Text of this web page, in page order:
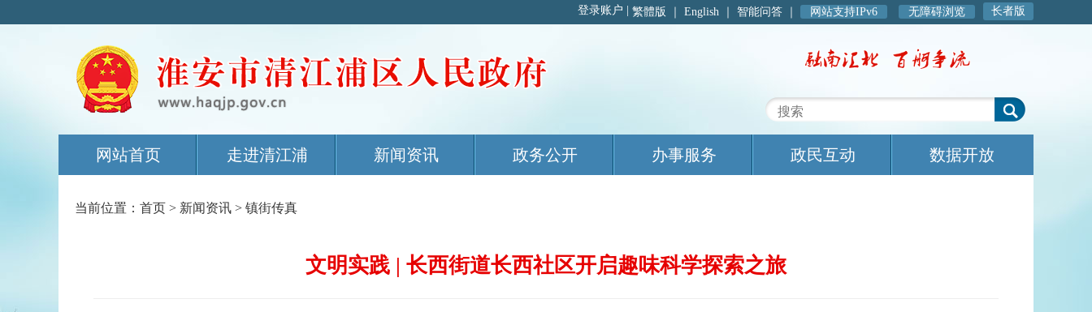
繁體版 English 智能问答 网站支持IPv6 无障碍浏览 长者版
网站首页 走进清江浦 新闻资讯 政务公开 办事服务 政民互动 数据开放
当前位置： 首页 > 新闻资讯 > 镇街传真
文明实践 | 长西街道长西社区开启趣味科学探索之旅